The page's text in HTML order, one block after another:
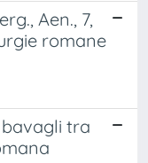
Aen., 7,
romane
tra